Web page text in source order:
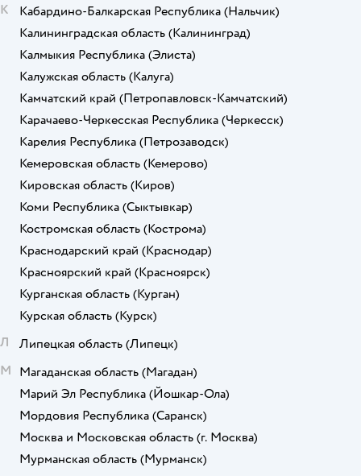
К
Кабардино-Балкарская Республика (Нальчик)
Калининградская область (Калининград)
Калмыкия Республика (Элиста)
Калужская область (Калуга)
Камчатский край (Петропавловск-Камчатский)
Карачаево-Черкесская Республика (Черкесск)
Карелия Республика (Петрозаводск)
Кемеровская область (Кемерово)
Кировская область (Киров)
Коми Республика (Сыктывкар)
Костромская область (Кострома)
Краснодарский край (Краснодар)
Красноярский край (Красноярск)
Курганская область (Курган)
Курская область (Курск)
Л
Липецкая область (Липецк)
М Магаданская область (Магадан)
Марий Эл Республика (Йошкар-Ола)
Мордовия Республика (Саранск)
Москва и Московская область (г. Москва)
Мурманская область (Мурманск)